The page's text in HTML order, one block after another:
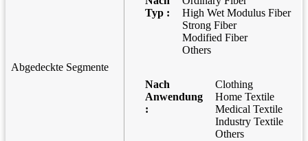
Abgedeckte Segmente
Typ :
High Wet Modulus Fiber
Strong Fiber
Modified Fiber
Others
Nach
Anwendung
:
Clothing
Home Textile
Medical Textile
Industry Textile
Others